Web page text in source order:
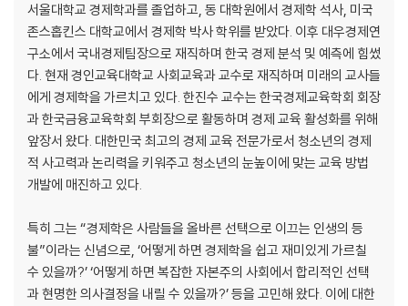
2장 경제학의 역사, 한눈에 훑어보자
1 경제학 탄생 이전의 경제 사상가들 _헤시오도스, 크세노폰, 아리스토텔
레스
2 수입은 막고 수출은 많이, 콜베르의 중상주의 _중상주의, 보호 무역
3 경제학의 아버지 애덤 스미스 _국부론, 보이지 않는 손, 자유방임, 절대
우위
4 맬서스 대 리카도, 곡물법을 두고 싸우다 _비교우위, 곡물법
파, 탄력성
6 정부의 경제적 역할을 강조한 케인스 _세의 법칙, 재정 정책, 정부 역할
살아 있는 경제 현장 : 국가 발전의 원동력, 사유 재산
서울대학교 경제학과를 졸업하고, 동 대학원에서 경제학 석사, 미국
존스홉킨스 대학교에서 경제학 박사 학위를 받았다. 이후 대우경제연
구소에서 국내경제팀장으로 재직하며 한국 경제 분석 및 예측에 힘썼
다. 현재 경인교육대학교 사회교육과 교수로 재직하며 미래의 교사들
에게 경제학을 가르치고 있다. 한진수 교수는 한국경제교육학회 회장
과 한국금융교육학회 부회장으로 활동하며 경제 교육 활성화를 위해
앞장서 왔다. 대한민국 최고의 경제 교육 전문가로서 청소년의 경제
적 사고력과 논리력을 키워주고 청소년의 눈높이에 맞는 교육 방법
개발에 매진하고 있다.
특히 그는 “경제학은 사람들을 올바른 선택으로 이끄는 인생의 등
불”이라는 신념으로, ‘어떻게 하면 경제학을 쉽고 재미있게 가르칠
수 있을까?’ ‘어떻게 하면 복잡한 자본주의 사회에서 합리적인 선택
과 현명한 의사결정을 내릴 수 있을까?’ 등을 고민해 왔다. 이에 대한